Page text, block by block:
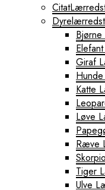
Giraf
Katte
Løve
Ræve
Tiger
Ulve